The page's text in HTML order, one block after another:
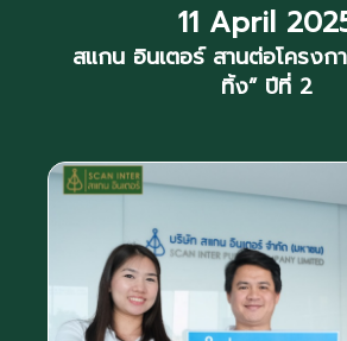
11 April
สแกน อินเตอร์ สานต่อโครงก
ทิ้ง” ปีที่ 2